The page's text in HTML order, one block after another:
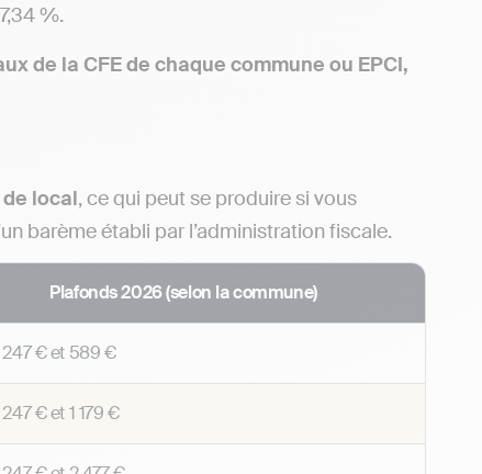
%.
de la CFE de chaque commune ou EPCI,
local, ce qui peut se produire si vous
barème établi par l’administration fiscale.
Plafonds 2026 (selon la commune)
247 €et 589 €
247 €et1 179 €